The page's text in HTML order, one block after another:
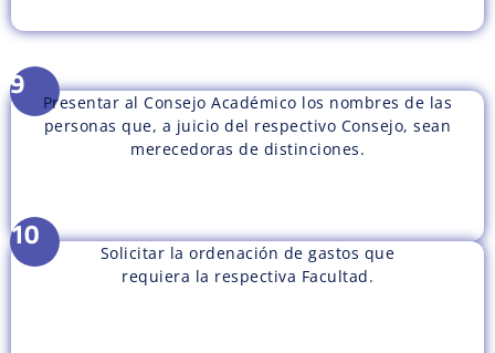
9
Presentar al Consejo Académico los nombres de las
personas que, a juicio del respectivo Consejo, sean
merecedoras de distinciones.
10
Solicitar la ordenación de gastos que
requiera la respectiva Facultad.